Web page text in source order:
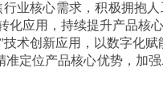
业核心需求，积极拥抱
应用，持续提升产品核
术创新应用，以数字化
定位产品核心优势，加